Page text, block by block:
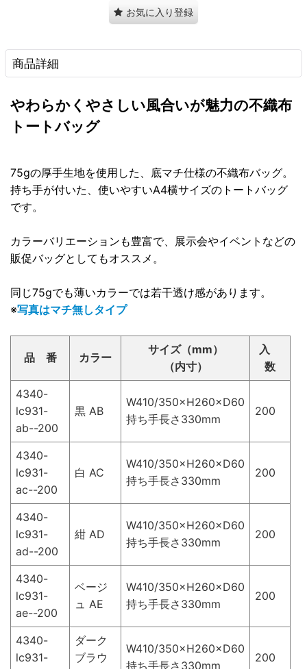
お気に入り登録
商品詳細
やわらかくやさしい風合いが魅力の不織布
トートバッグ
75gの厚手生地を使用した、底マチ仕様の不織布バッグ。
持ち手が付いた、使いやすいA4横サイズのトートバッグ
です。
カラーバリエーションも豊富で、展示会やイベントなどの
販促バッグとしてもオススメ。
同じ75gでも薄いカラーでは若干透け感があります。
※写真はマチ無しタイプ
品 番 カラー
サイズ（mm）
（内寸）
入
数
4340-
lc931-
ab--200
黒 AB
W410/350×H260×D60
持ち手長さ330mm
200
4340-
lc931-
ac--200
白 AC
W410/350×H260×D60
持ち手長さ330mm
200
4340-
lc931-
ad--200
紺 AD
W410/350×H260×D60
持ち手長さ330mm
200
4340-
lc931-
ae--200
ベージ
ュ AE
W410/350×H260×D60
持ち手長さ330mm
200
4340-
lc931-
ダーク
ブラウ
W410/350×H260×D60
持ち手長さ330mm
200